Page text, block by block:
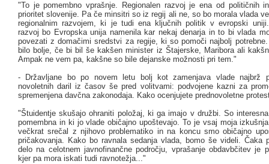
"To je pomembno vprašnje. Regionalen razvoj je ena od političnih
prioritet slovenije. Pa če minsitri so iz regij ali ne, so bo morala vlada
regionalnim razvojem, ki je tudi ena ključnih politik v evropski
razvoj bo Evropska unija namenila kar nekaj denarja in to bi vlada
povezati z domačimi sredstvi za regije, ki so pomoči najbolj
bilo bolje, če bi bil še kakšen minister iz Štajerske, Maribora ali
Ampak ne vem pa, kakšne so bile dejanske možnosti pri tem."
- Državljane bo po novem letu bolj kot zamenjava vlade najbrž
novoletnih daril iz časov še pred volitvami: podvojene kazni za
spremenjena davčna zakonodaja. Kako ocenjujete prednovoletne
"Štuidentje skušajo ohraniti položaj, ki ga imajo v družbi. So
pomembna in ki jo vlade običajno upoštevajo. To je vsaj moja
večkrat srečal z njihovo problematiko in na koncu smo običajno
pričakovanja. Kako bo ravnala sedanja vlada, bomo še videli. Čaka
delo na celotnem javnofinančne področju, vprašanje obdavbčitev je
kjer pa mora iskati tudi ravnotežja..."